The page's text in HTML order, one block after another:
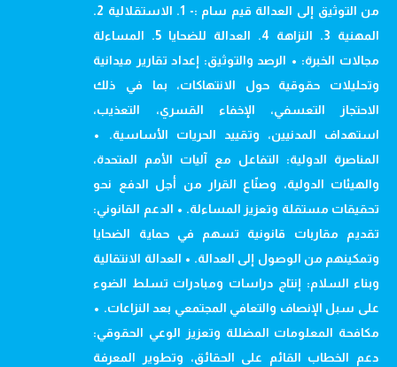
من التوثيق إلى العدالة قيم سام :- 1. الاستقلالية 2.
المهنية 3. النزاهة 4. العدالة للضحايا 5. المساءلة
مجالات الخبرة: • الرصد والتوثيق: إعداد تقارير ميدانية
وتحليلات حقوقية حول الانتهاكات، بما في ذلك
الاحتجاز التعسفي، الإخفاء القسري، التعذيب،
استهداف المدنيين، وتقييد الحريات الأساسية. •
المناصرة الدولية: التفاعل مع آليات الأمم المتحدة،
والهيئات الدولية، وصنّاع القرار من أجل الدفع نحو
تحقيقات مستقلة وتعزيز المساءلة. • الدعم القانوني:
تقديم مقاربات قانونية تسهم في حماية الضحايا
وتمكينهم من الوصول إلى العدالة. • العدالة الانتقالية
وبناء السلام: إنتاج دراسات ومبادرات تسلط الضوء
على سبل الإنصاف والتعافي المجتمعي بعد النزاعات. •
مكافحة المعلومات المضللة وتعزيز الوعي الحقوقي:
دعم الخطاب القائم على الحقائق، وتطوير المعرفة